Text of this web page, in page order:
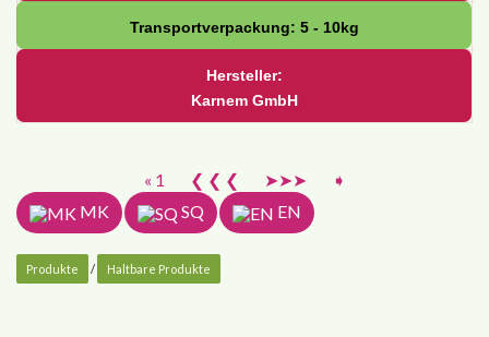
Transportverpackung: 5 - 10kg
Hersteller:
Karnem GmbH
« 1 ❮ ❮ ❮ ➤➤➤
➧
MK
SQ EN
Produkte / Haltbare Produkte